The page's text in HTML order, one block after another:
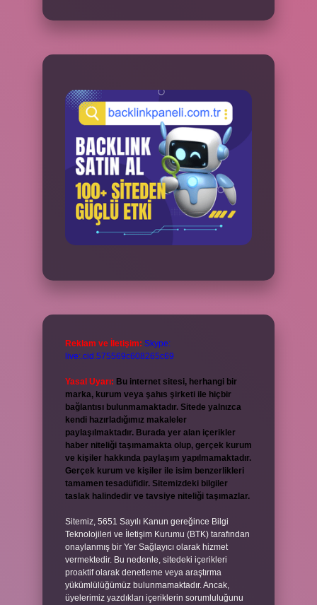
Reklam ve İletişim: Skype:
live:.cid.575569c608265c69
Yasal Uyarı: Bu internet sitesi, herhangi bir
marka, kurum veya şahıs şirketi ile hiçbir
bağlantısı bulunmamaktadır. Sitede yalnızca
kendi hazırladığımız makaleler
paylaşılmaktadır. Burada yer alan içerikler
haber niteliği taşımamakta olup, gerçek kurum
ve kişiler hakkında paylaşım yapılmamaktadır.
Gerçek kurum ve kişiler ile isim benzerlikleri
tamamen tesadüfidir. Sitemizdeki bilgiler
taslak halindedir ve tavsiye niteliği taşımazlar.
Sitemiz, 5651 Sayılı Kanun gereğince Bilgi
Teknolojileri ve İletişim Kurumu (BTK) tarafından
onaylanmış bir Yer Sağlayıcı olarak hizmet
vermektedir. Bu nedenle, sitedeki içerikleri
proaktif olarak denetleme veya araştırma
yükümlülüğümüz bulunmamaktadır. Ancak,
üyelerimiz yazdıkları içeriklerin sorumluluğunu